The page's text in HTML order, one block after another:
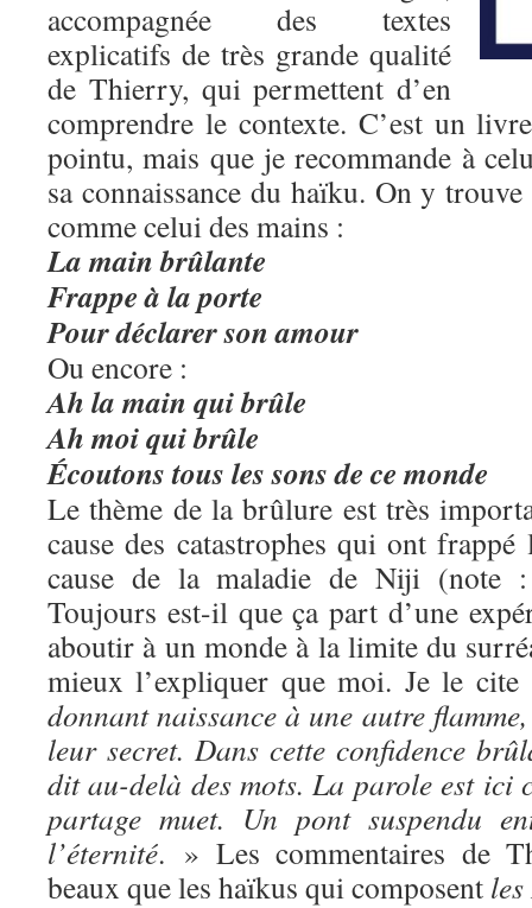
accompagnée des textes
explicatifs de très grande qualité
de Thierry, qui permettent d’en
comprendre le contexte. C’est un
pointu, mais que je recommande à
sa connaissance du haïku. On y
comme celui des mains :
La main brûlante
Frappe à la porte
Pour déclarer son amour
Ou encore :
Ah la main qui brûle
Ah moi qui brûle
Écoutons tous les sons de ce monde
Le thème de la brûlure est très
cause des catastrophes qui ont
cause de la maladie de Niji (note
Toujours est-il que ça part d’une
aboutir à un monde à la limite du
mieux l’expliquer que moi. Je le
donnant naissance à une autre
leur secret. Dans cette confidence
dit au-delà des mots. La parole est ici
partage muet. Un pont suspendu
l’éternité. » Les commentaires de
beaux que les haïkus qui composent